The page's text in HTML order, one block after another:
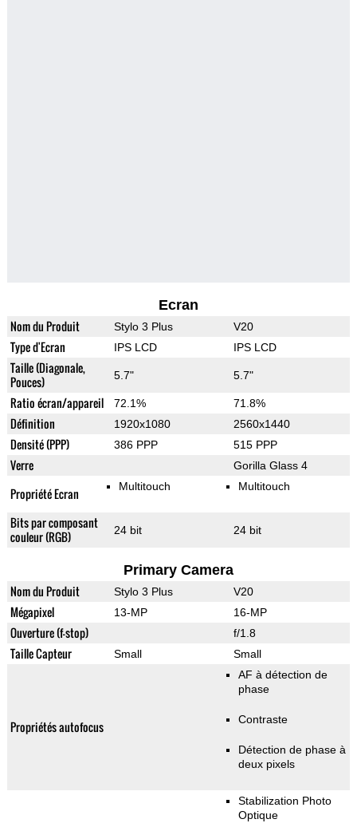
Ecran
Nom du Produit Stylo 3 Plus V20
Type d'Ecran IPS LCD IPS LCD
Taille (Diagonale,
Pouces)
5.7" 5.7"
Ratio écran/appareil 72.1% 71.8%
Définition 1920x1080 2560x1440
Densité (PPP) 386 PPP 515 PPP
Verre Gorilla Glass 4
Propriété Ecran Multitouch Multitouch
Bits par composant
couleur (RGB)
24 bit 24 bit
Primary Camera
Nom du Produit Stylo 3 Plus V20
Mégapixel 13-MP 16-MP
Ouverture (f-stop) f/1.8
Taille Capteur Small Small
Propriétés autofocus
AF à détection de
phase
Contraste
Détection de phase à
deux pixels
Stabilization Photo
Optique